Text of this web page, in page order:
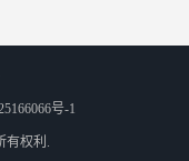
号-1
有权利.